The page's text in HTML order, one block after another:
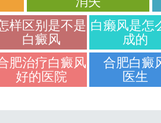
样区别是不是
白癜风
白癞风是怎
成的
肥治疗白癜风
好的医院
合肥白癜
医生